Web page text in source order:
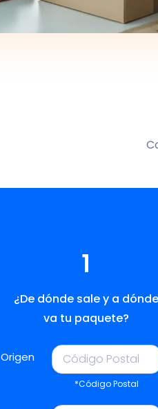
1
¿De dónde sale y a dónde
va tu paquete?
Origen
*Código Postal